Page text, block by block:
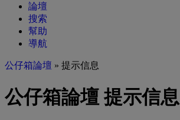
論壇
搜索
幫助
導航
公仔箱論壇 » 提示信息
公仔箱論壇 提示信息